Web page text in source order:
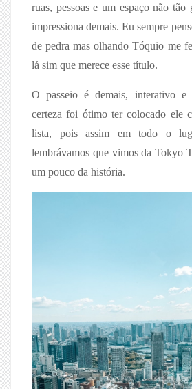
ruas, pessoas e um espaço não tão
impressiona demais. Eu sempre
de pedra mas olhando Tóquio me
lá sim que merece esse título.
O passeio é demais, interativo e
certeza foi ótimo ter colocado ele
lista, pois assim em todo o
lembrávamos que vimos da Tokyo
um pouco da história.